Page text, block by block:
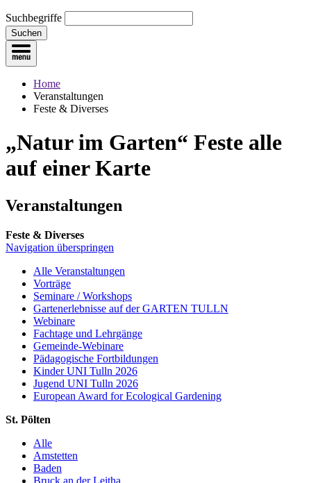
Suchbegriffe
Suchen
Home
Veranstaltungen
Feste & Diverses
„Natur im Garten“ Feste alle
auf einer Karte
Veranstaltungen
Feste & Diverses
Navigation überspringen
Alle Veranstaltungen
Vorträge
Seminare / Workshops
Gartenerlebnisse auf der GARTEN TULLN
Webinare
Fachtage und Lehrgänge
Gemeinde-Webinare
Pädagogische Fortbildungen
Kinder UNI Tulln 2026
Jugend UNI Tulln 2026
European Award for Ecological Gardening
St. Pölten
Alle
Amstetten
Baden
Bruck an der Leitha